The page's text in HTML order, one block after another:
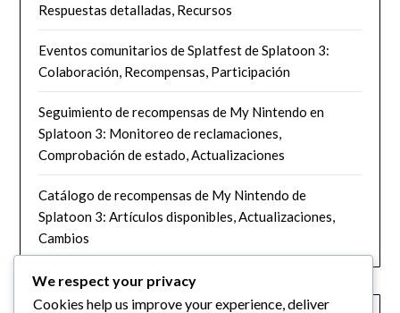
Respuestas detalladas, Recursos
Eventos comunitarios de Splatfest de Splatoon 3:
Colaboración, Recompensas, Participación
Seguimiento de recompensas de My Nintendo en
Splatoon 3: Monitoreo de reclamaciones,
Comprobación de estado, Actualizaciones
Catálogo de recompensas de My Nintendo de
Splatoon 3: Artículos disponibles, Actualizaciones,
Cambios
CATEGORÍAS
We respect your privacy
Cookies help us improve your experience, deliver